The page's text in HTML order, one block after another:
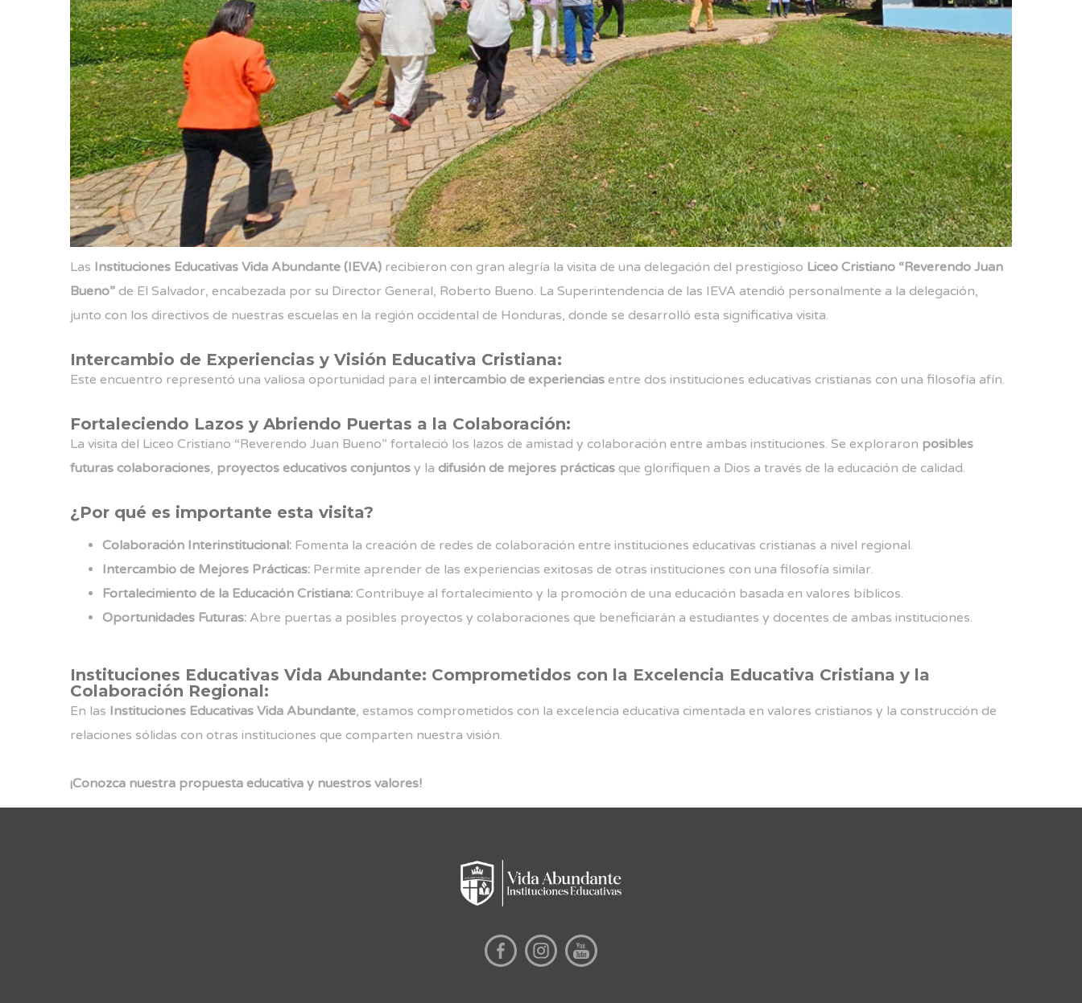
Las Instituciones Educativas Vida Abundante (IEVA) recibieron con gran alegría la visita de una delegación del prestigioso Liceo Cristiano “Reverendo Juan
Bueno” de El Salvador, encabezada por su Director General, Roberto Bueno. La Superintendencia de las IEVA atendió personalmente a la delegación,
junto con los directivos de nuestras escuelas en la región occidental de Honduras, donde se desarrolló esta significativa visita.
Intercambio de Experiencias y Visión Educativa Cristiana:
Este encuentro representó una valiosa oportunidad para el intercambio de experiencias entre dos instituciones educativas cristianas con una filosofía afín.
Fortaleciendo Lazos y Abriendo Puertas a la Colaboración:
La visita del Liceo Cristiano “Reverendo Juan Bueno” fortaleció los lazos de amistad y colaboración entre ambas instituciones. Se exploraron posibles
futuras colaboraciones, proyectos educativos conjuntos y la difusión de mejores prácticas que glorifiquen a Dios a través de la educación de calidad.
¿Por qué es importante esta visita?
Colaboración Interinstitucional: Fomenta la creación de redes de colaboración entre instituciones educativas cristianas a nivel regional.
Intercambio de Mejores Prácticas: Permite aprender de las experiencias exitosas de otras instituciones con una filosofía similar.
Fortalecimiento de la Educación Cristiana: Contribuye al fortalecimiento y la promoción de una educación basada en valores bíblicos.
Oportunidades Futuras: Abre puertas a posibles proyectos y colaboraciones que beneficiarán a estudiantes y docentes de ambas instituciones.
Instituciones Educativas Vida Abundante: Comprometidos con la Excelencia Educativa Cristiana y la
Colaboración Regional:
En las Instituciones Educativas Vida Abundante, estamos comprometidos con la excelencia educativa cimentada en valores cristianos y la construcción de
relaciones sólidas con otras instituciones que comparten nuestra visión.
¡Conozca nuestra propuesta educativa y nuestros valores!